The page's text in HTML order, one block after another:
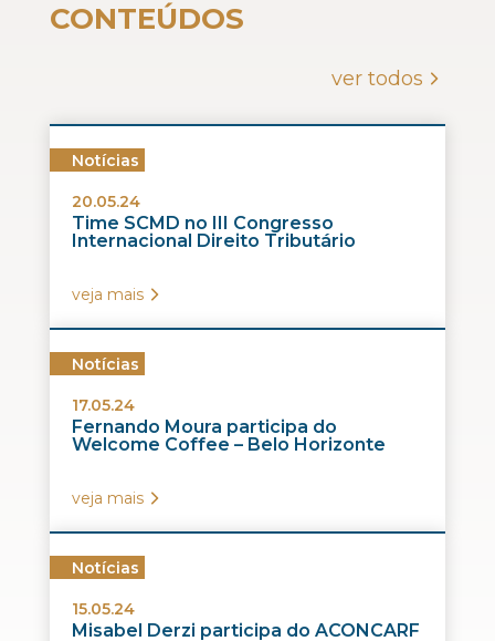
CONTEÚDOS
ver todos
Notícias
20.05.24
Time SCMD no III Congresso
Internacional Direito Tributário
veja mais
Notícias
17.05.24
Fernando Moura participa do
Welcome Coffee – Belo Horizonte
veja mais
Notícias
15.05.24
Misabel Derzi participa do ACONCARF